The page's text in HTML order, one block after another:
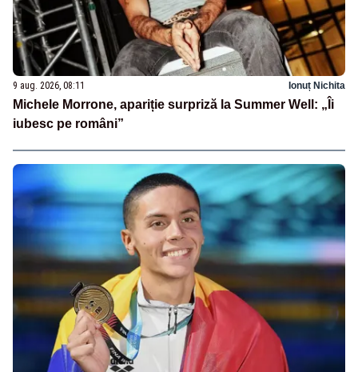
9 aug. 2026, 08:11 Ionuț Nichita
Michele Morrone, apariție surpriză la Summer Well: „Îi
iubesc pe români”